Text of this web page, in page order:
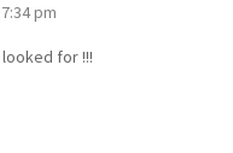
pm
for !!!